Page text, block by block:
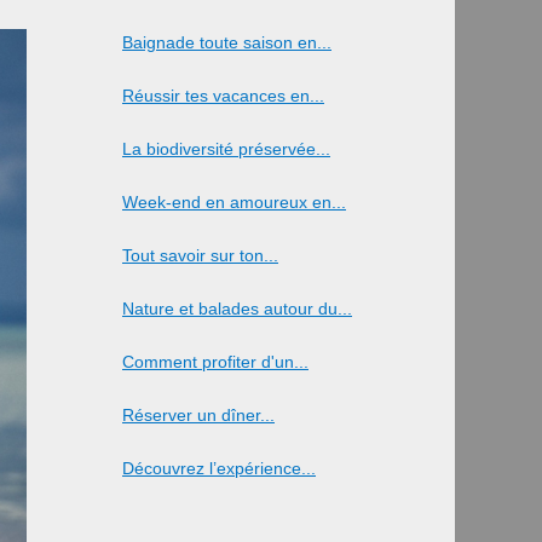
Baignade toute saison en...
Réussir tes vacances en...
La biodiversité préservée...
Week-end en amoureux en...
Tout savoir sur ton...
Nature et balades autour du...
Comment profiter d'un...
Réserver un dîner...
Découvrez l’expérience...